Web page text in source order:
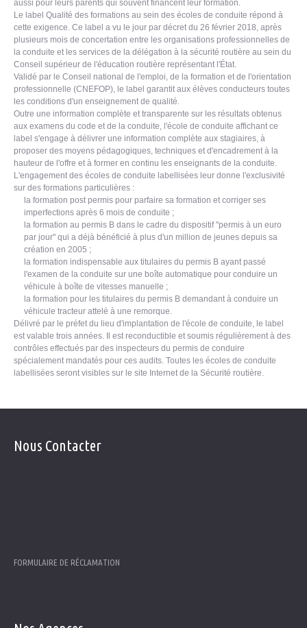
aussi pour leurs parents qui souvent financent leur formation.
Le label Qualité des formations au sein des écoles de conduite répond à
cette exigence. Ce label a vu le jour par décret du 26 février 2018, après
plusieurs mois de concertation entre les organisations professionnelles de
la conduite et les services de la délégation à la sécurité routière au sein du
Conseil supérieur de l'éducation routière représentant l'État.
Validé par le Conseil national de l'emploi, de la formation et de l'orientation
professionnelle (CNEFOP), le label garantit aux élèves conducteurs toutes
les conditions d'un enseignement de qualité.
Outre une information complète et transparente sur les résultats obtenus
aux examens du code et de la conduite, l'école de conduite affichant ce
label s'engage à délivrer une information complète aux stagiaires, à
proposer des moyens pédagogiques, techniques et d'encadrement à la
hauteur de l'offre et à former en continu les enseignants de la conduite.
L'engagement des écoles de conduite labellisées leur donne l'exclusivité
sur des formations particulières :
la formation post permis pour parfaire sa formation et corriger ses
imperfections après 6 mois de conduite ;
la formation au permis B dans le cadre du dispositif "permis à un euro
par jour" qui a déjà bénéficié à plus d'un million de jeunes depuis sa
création en 2005 ;
la formation indispensable aux titulaires du permis B ayant passé
l'examen de la conduite sur une boîte automatique pour conduire un
véhicule à boîte de vitesses manuelle ;
la formation pour les titulaires du permis B demandant à conduire un
véhicule tracteur attelé à une remorque.
Délivré par le préfet du lieu d'implantation de l'école de conduite, le label
est valable trois années. Il est reconductible et soumis régulièrement à des
contrôles effectués par des inspecteurs du permis de conduire
spécialement mandatés pour ces audits. Toutes les écoles de conduite
labellisées seront visibles sur le site Internet de la Sécurité routière.
Nous Contacter
Télephone: 05 53 84 20 38
FORMULAIRE DE RÉCLAMATION